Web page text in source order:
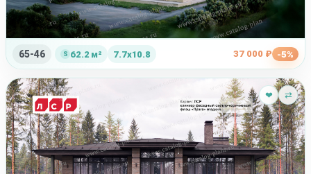
65-46 62.2 м² 7.7x10.8 37 000 ₽ -5%
❤ ⇄